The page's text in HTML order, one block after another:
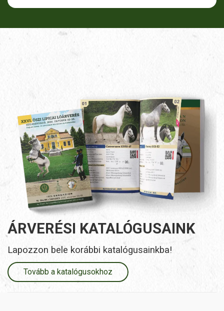
ÁRVERÉSI KATALÓGUSAINK
Lapozzon bele korábbi katalógusainkba!
Tovább a katalógusokhoz